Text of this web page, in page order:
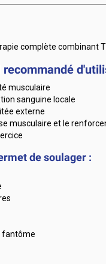
complète combinant
musculaire
sanguine locale
externe
musculaire et le
de soulager :
fantôme